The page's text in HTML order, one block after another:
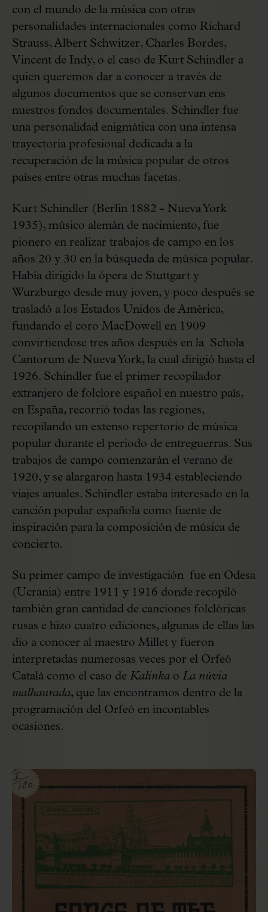
con el mundo de la música con otras
personalidades internacionales como Richard
Strauss, Albert Schwitzer, Charles Bordes,
Vincent de Indy, o el caso de Kurt Schindler a
quien queremos dar a conocer a través de
algunos documentos que se conservan ens
nuestros fondos documentales. Schindler fue
una personalidad enigmática con una intensa
trayectoria profesional dedicada a la
recuperación de la música popular de otros
países entre otras muchas facetas.
Kurt Schindler (Berlin 1882 - Nueva York
1935), músico alemán de nacimiento, fue
pionero en realizar trabajos de campo en los
años 20 y 30 en la búsqueda de música popular.
Había dirigido la ópera de Stuttgart y
Wurzburgo desde muy joven, y poco después se
trasladó a los Estados Unidos de América,
fundando el coro MacDowell en 1909
convirtiendose tres años después en la Schola
Cantorum de Nueva York, la cual dirigió hasta el
1926. Schindler fue el primer recopilador
extranjero de folclore español en nuestro país,
en España, recorrió todas las regiones,
recopilando un extenso repertorio de música
popular durante el periodo de entreguerras. Sus
trabajos de campo comenzarán el verano de
1920, y se alargaron hasta 1934 estableciendo
viajes anuales. Schindler estaba interesado en la
canción popular española como fuente de
inspiración para la composición de música de
concierto.
Su primer campo de investigación fue en Odesa
(Ucrania) entre 1911 y 1916 donde recopiló
también gran cantidad de canciones folclóricas
rusas e hizo cuatro ediciones, algunas de ellas las
dio a conocer al maestro Millet y fueron
interpretadas numerosas veces por el Orfeó
Català como el caso de Kalinka o La núvia
malhaurada, que las encontramos dentro de la
programación del Orfeó en incontables
ocasiones.